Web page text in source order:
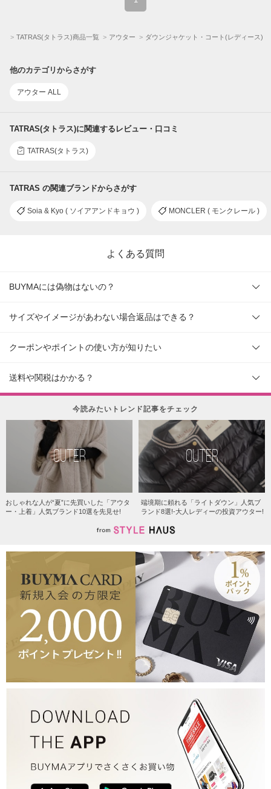
TATRAS(タトラス)商品一覧 アウター ダウンジャケット・コート(レディース)
他のカテゴリからさがす
アウター ALL
TATRAS(タトラス)に関連するレビュー・口コミ
TATRAS(タトラス)
TATRAS の関連ブランドからさがす
Soia & Kyo ( ソイアアンドキョウ ) MONCLER ( モンクレール )
よくある質問
BUYMAには偽物はないの？
サイズやイメージがあわない場合返品はできる？
クーポンやポイントの使い方が知りたい
送料や関税はかかる？
今読みたいトレンド記事をチェック
OUTER
おしゃれな人が“夏”に先買いした「アウタ
ー・上着」人気ブランド10選を先見せ!
OUTER
端境期に頼れる「ライトダウン」人気ブ
ランド8選!-大人レディーの投資アウター!